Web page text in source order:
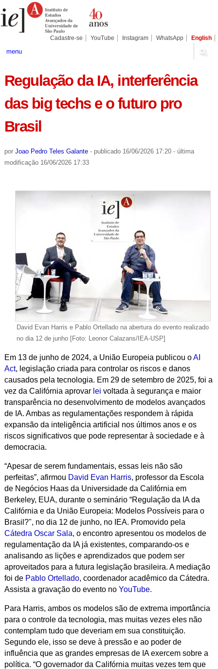
para
conteúdo.
Pessoais
Cadastre-se YouTube Instagram WhatsApp English
menu
Regulação da IA, interferência
das big techs e o futuro pro
Brasil
por Joao Pedro Teles Galante - publicado16/06/2026 17:20 - última
modificação16/06/2026 17:33
David Evan Harris e Pablo Ortellado na abertura do evento realizado
no dia 12 de junho [Foto: Leonor Calazans/IEA-USP]
Em 13 de junho de 2024, a União Europeia publicou oAI
Act, legislação criada para controlar os riscos e danos
causados pela tecnologia. Em 29 de setembro de 2025, foi a
vez da Califórnia aprovar lei voltada à segurança e maior
transparência no desenvolvimento de modelos avançados
de IA. Ambas as regulamentações respondem à rápida
expansão da inteligência artificial nos últimos anos e os
riscos significativos que pode representar à sociedade e à
democracia.
“Apesar de serem fundamentais, essas leis não são
perfeitas”, afirmou David Evan Harris, professor da Escola
de Negócios Haas da Universidade da Califórnia em
Berkeley, EUA, durante o seminário “Regulação da IA da
Califórnia e da União Europeia: Modelos Possíveis para o
Brasil?", no dia 12 de junho, no IEA. Promovido pela
Cátedra Oscar Sala, o encontro apresentou os modelos de
regulamentação da IA já existentes, comparando-os e
analisando as lições e aprendizados que podem ser
aproveitados para a futura legislação brasileira. A mediação
foi de Pablo Ortellado, coordenador acadêmico da Cátedra.
Assista a gravação do evento no YouTube.
Para Harris, ambos os modelos são de extrema importância
para o controle da tecnologia, mas muitas vezes eles não
contemplam tudo que deveriam em sua constituição.
Segundo ele, isso se deve à pressão e ao poder de
influência que as grandes empresas de IA exercem sobre a
política. “O governador da Califórnia muitas vezes tem que